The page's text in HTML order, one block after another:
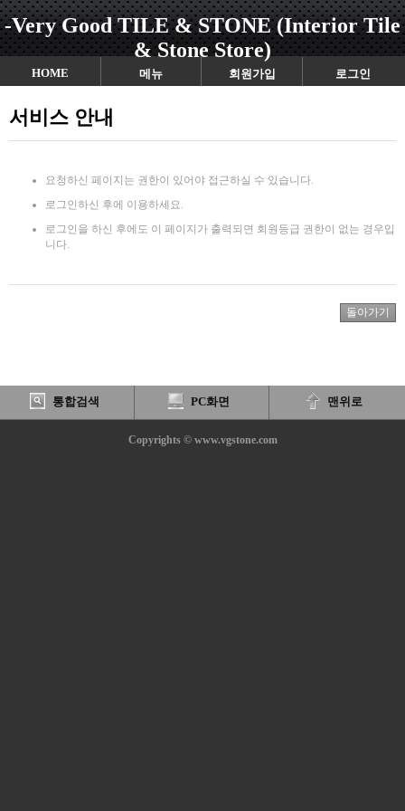
-Very Good TILE & STONE (Interior Tile
& Stone Store)
HOME 메뉴 회원가입 로그인
서비스 안내
요청하신 페이지는 권한이 있어야 접근하실 수 있습니다.
로그인하신 후에 이용하세요.
로그인을 하신 후에도 이 페이지가 출력되면 회원등급 권한이 없는 경우입
니다.
통합검색 PC화면 맨위로
Copyrights © www.vgstone.com